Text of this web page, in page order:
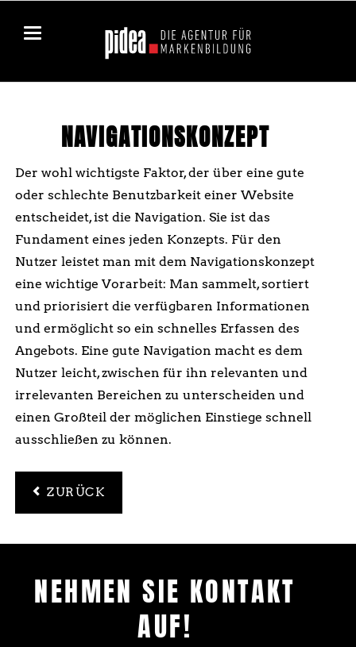
NAVIGATIONSKONZEPT
Der wohl wichtigste Faktor, der über eine gute
oder schlechte Benutzbarkeit einer Website
entscheidet, ist die Navigation. Sie ist das
Fundament eines jeden Konzepts. Für den
Nutzer leistet man mit dem Navigationskonzept
eine wichtige Vorarbeit: Man sammelt, sortiert
und priorisiert die verfügbaren Informationen
und ermöglicht so ein schnelles Erfassen des
Angebots. Eine gute Navigation macht es dem
Nutzer leicht, zwischen für ihn relevanten und
irrelevanten Bereichen zu unterscheiden und
einen Großteil der möglichen Einstiege schnell
ausschließen zu können.
ZURÜCK
NEHMEN SIE KONTAKT
AUF!